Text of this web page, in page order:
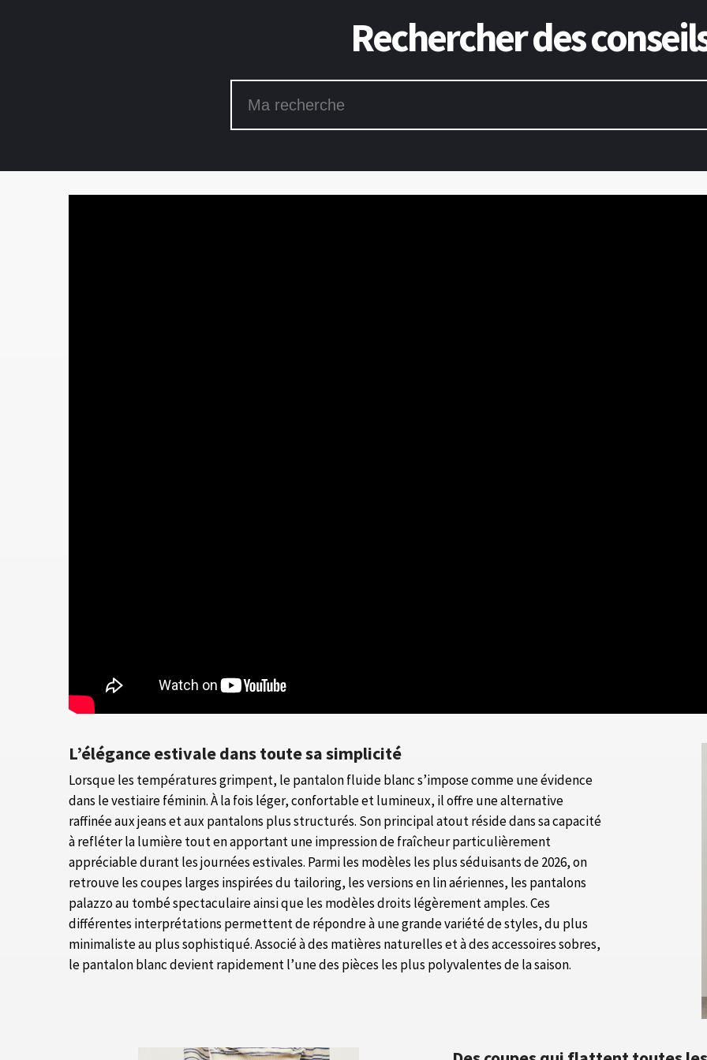
L’élégance estivale dans toute sa simplicité
Lorsque les températures grimpent, le pantalon fluide blanc s’impose comme une évidence
dans le vestiaire féminin. À la fois léger, confortable et lumineux, il offre une alternative
raffinée aux jeans et aux pantalons plus structurés. Son principal atout réside dans sa capacité
à refléter la lumière tout en apportant une impression de fraîcheur particulièrement
appréciable durant les journées estivales. Parmi les modèles les plus séduisants de 2026, on
retrouve les coupes larges inspirées du tailoring, les versions en lin aériennes, les pantalons
palazzo au tombé spectaculaire ainsi que les modèles droits légèrement amples. Ces
différentes interprétations permettent de répondre à une grande variété de styles, du plus
minimaliste au plus sophistiqué. Associé à des matières naturelles et à des accessoires sobres,
le pantalon blanc devient rapidement l’une des pièces les plus polyvalentes de la saison.
Rechercher des